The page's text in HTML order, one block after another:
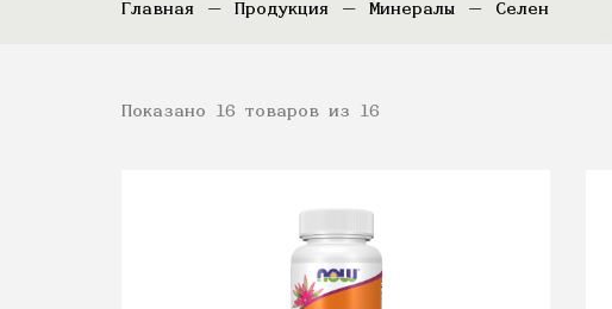
Главная Продукция Минералы Селен
Показано 16 товаров из 16